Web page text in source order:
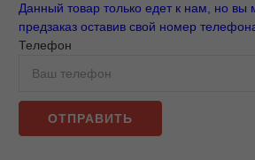
Данный товар только едет к нам, но
предзаказ оставив свой номер
Телефон
ОТПРАВИТЬ